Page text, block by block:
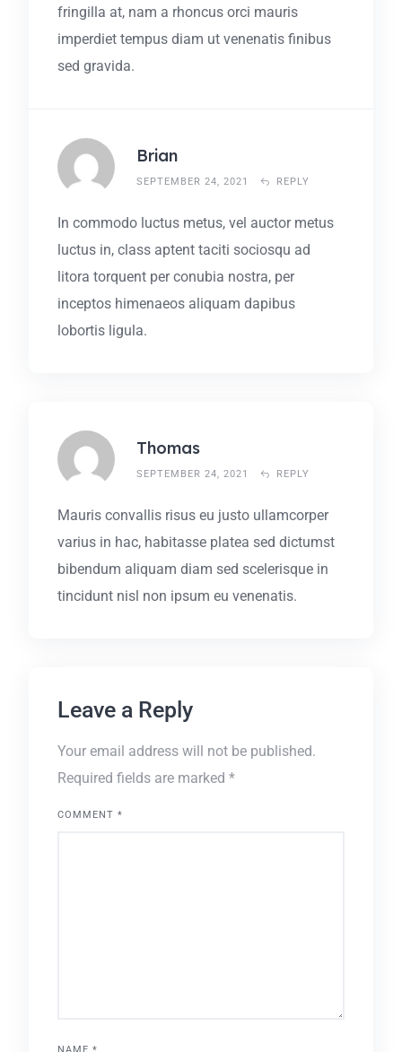
fringilla at, nam a rhoncus orci mauris
imperdiet tempus diam ut venenatis finibus
sed gravida.
Brian
SEPTEMBER 24, 2021 REPLY
In commodo luctus metus, vel auctor metus
luctus in, class aptent taciti sociosqu ad
litora torquent per conubia nostra, per
inceptos himenaeos aliquam dapibus
lobortis ligula.
Thomas
SEPTEMBER 24, 2021 REPLY
Mauris convallis risus eu justo ullamcorper
varius in hac, habitasse platea sed dictumst
bibendum aliquam diam sed scelerisque in
tincidunt nisl non ipsum eu venenatis.
Leave a Reply
Your email address will not be published.
Required fields are marked *
COMMENT *
NAME *